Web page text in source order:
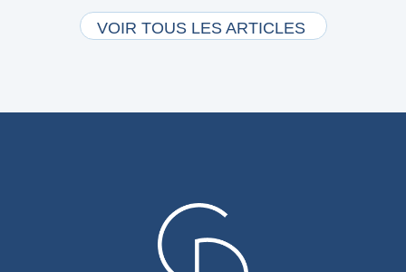
VOIR TOUS LES ARTICLES